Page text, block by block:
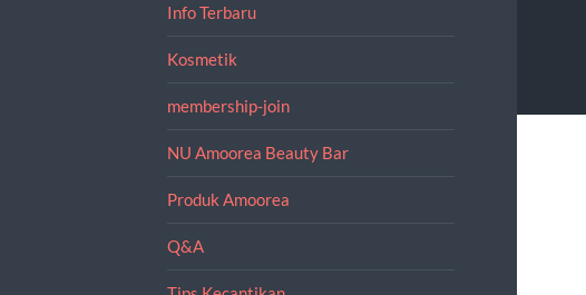
Info Terbaru
Kosmetik
membership-join
NU Amoorea Beauty Bar
Produk Amoorea
Q&A